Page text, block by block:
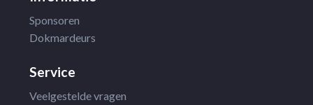
Sponsoren
Dokmardeurs
Service
Veelgestelde vragen